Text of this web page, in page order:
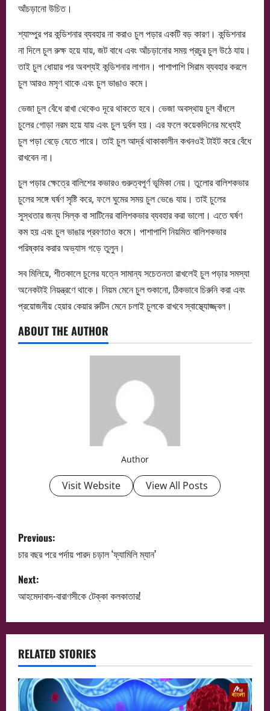
আঁচড়ানো উচিত।
শ্যাম্পুর পর কন্ডিশনার ব্যবহার না করাও চুল পড়ার একটি বড় কারণ। কন্ডিশনার
না দিলে চুল রুক্ষ হয়ে যায়, জট বাধে এবং আঁচড়ানোর সময় প্রচুর চুল উঠে যায়।
তাই চুল ধোয়ার পর অবশ্যই কন্ডিশনার লাগান। পাশাপাশি সিরাম ব্যবহার করলে
চুল আরও মসৃণ থাকে এবং চুল ভাঙাও কমে।
ভেজা চুল বেঁধে রাখা থেকেও দূরে থাকতে হবে। ভেজা অবস্থায় চুল বাঁধলে
চুলের গোড়া নরম হয়ে যায় এবং চুল দুর্বল হয়। এর ফলে কয়েকদিনের মধ্যেই
চুল পড়া বেড়ে যেতে পারে। তাই চুল আর্দ্র থাকাকালীন কখনওই টাইট করে বেঁধে
রাখবেন না।
চুল পড়ার ক্ষেত্রে বালিশের কভারও গুরুত্বপূর্ণ ভূমিকা নেয়। তুলোর বালিশকভার
চুলের সঙ্গে ঘর্ষণ সৃষ্টি করে, ফলে ঘুমের সময় চুল ভেঙে যায়। তাই চুলের
সুস্থতার জন্য সিল্ক বা সাটিনের বালিশকভার ব্যবহার করা ভালো। এতে ঘর্ষণ
কম হয় এবং চুল ভাঙার প্রবণতাও কমে। পাশাপাশি নিয়মিত বালিশকভার
পরিষ্কার করার অভ্যাস গড়ে তুলুন।
সব মিলিয়ে, শীতকালে চুলের যত্নে সামান্য সচেতনতা রাখলেই চুল পড়ার সমস্যা
অনেকটাই নিয়ন্ত্রণে থাকে। নিয়ম মেনে চুল শুকানো, ঠিকভাবে চিরুনি করা এবং
প্রয়োজনীয় হেয়ার কেয়ার রুটিন মেনে চলাই চুলকে রাখবে স্বাস্থ্যোজ্জ্বল।
ABOUT THE AUTHOR
Author
Visit Website View All Posts
P
o
s
t
n
a
v
Previous:
চার বছর পরে পর্দায় পারদ চড়াল ‘ফ্যামিলি ম্যান’
Next:
আহমেদাবাদ-বারাণসীকে টেক্কা কলকাতার!
RELATED STORIES